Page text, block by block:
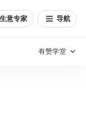
生意专家 导航
有赞学堂